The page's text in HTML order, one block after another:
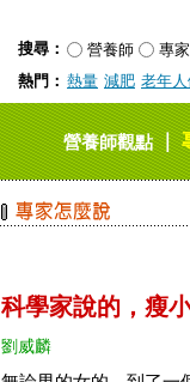
搜尋： 營養師
專家
熱門： 熱量 減肥 老年
營養師觀點｜
科學家說的，瘦
劉威麟